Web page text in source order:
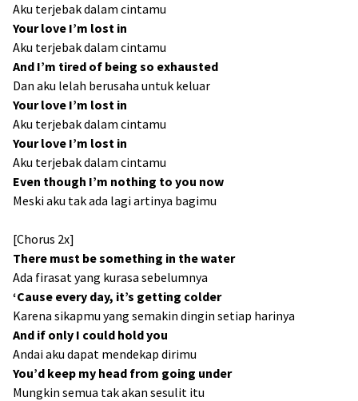
Aku terjebak dalam cintamu
Your love I’m lost in
Aku terjebak dalam cintamu
And I’m tired of being so exhausted
Dan aku lelah berusaha untuk keluar
Your love I’m lost in
Aku terjebak dalam cintamu
Your love I’m lost in
Aku terjebak dalam cintamu
Even though I’m nothing to you now
Meski aku tak ada lagi artinya bagimu
[Chorus 2x]
There must be something in the water
Ada firasat yang kurasa sebelumnya
‘Cause every day, it’s getting colder
Karena sikapmu yang semakin dingin setiap harinya
And if only I could hold you
Andai aku dapat mendekap dirimu
You’d keep my head from going under
Mungkin semua tak akan sesulit itu